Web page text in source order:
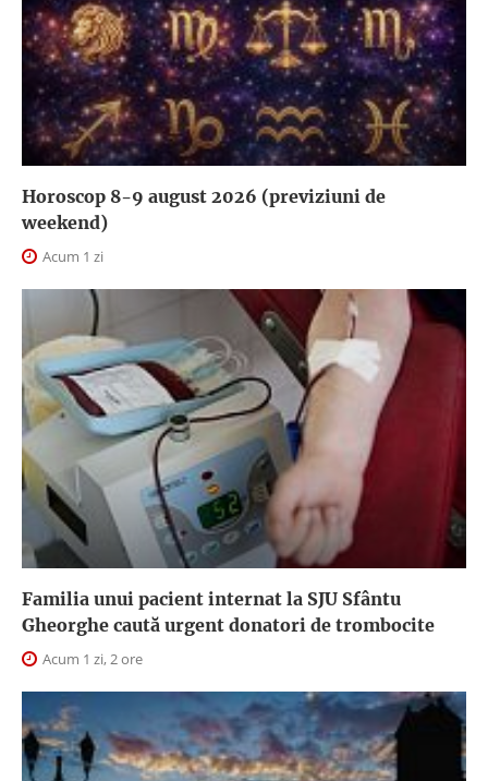
Horoscop 8-9 august 2026 (previziuni de
weekend)
Acum 1 zi
Familia unui pacient internat la SJU Sfântu
Gheorghe caută urgent donatori de trombocite
Acum 1 zi, 2 ore